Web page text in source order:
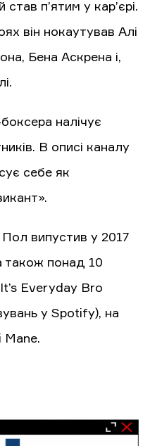
п’ятим у кар’єрі.
він нокаутував Алі
Бена Аскрена і,
налічує
В описі каналу
себе як
випустив у 2017
також понад 10
Everyday Bro
у Spotify), на
Mane.